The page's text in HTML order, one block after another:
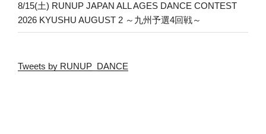
8/15(土) RUNUP JAPAN ALL AGES DANCE CONTEST
2026 KYUSHU AUGUST 2 ～九州予選4回戦～
Tweets by RUNUP_DANCE